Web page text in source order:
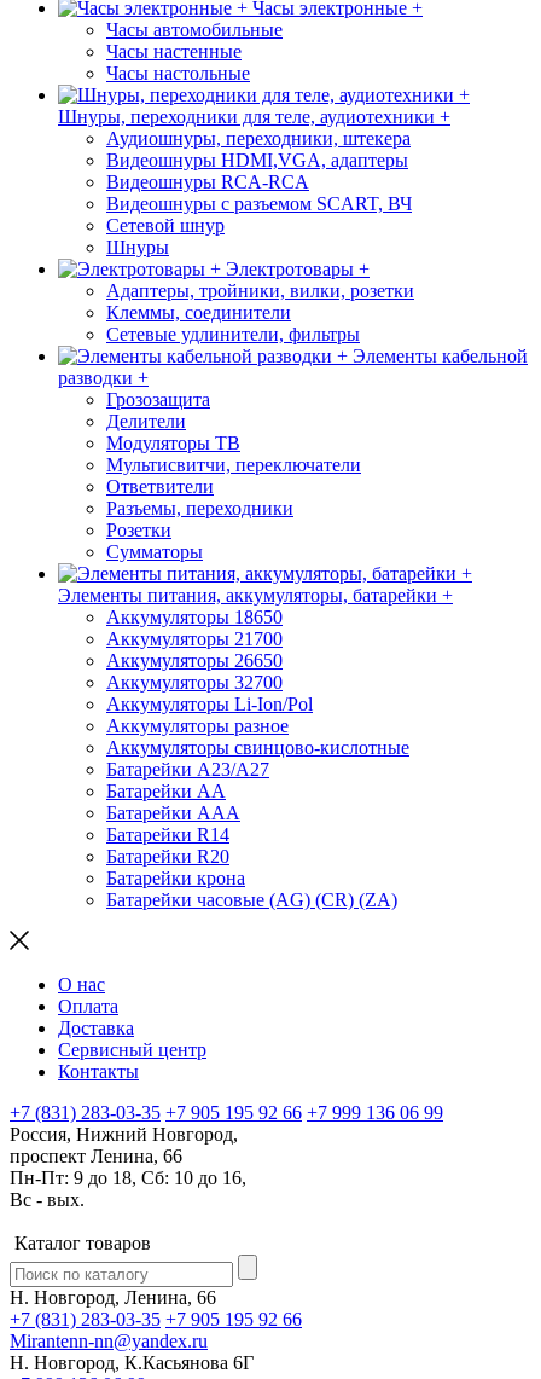
Часы электронные +
Часы автомобильные
Часы настенные
Часы настольные
Шнуры, переходники для теле, аудиотехники +
Аудиошнуры, переходники, штекера
Видеошнуры HDMI,VGA, адаптеры
Видеошнуры RCA-RCA
Видеошнуры с разъемом SCART, ВЧ
Сетевой шнур
Шнуры
Электротовары +
Адаптеры, тройники, вилки, розетки
Клеммы, соединители
Сетевые удлинители, фильтры
Элементы кабельной
разводки +
Грозозащита
Делители
Модуляторы ТВ
Мультисвитчи, переключатели
Ответвители
Разъемы, переходники
Розетки
Сумматоры
Элементы питания, аккумуляторы, батарейки +
Аккумуляторы 18650
Аккумуляторы 21700
Аккумуляторы 26650
Аккумуляторы 32700
Аккумуляторы Li-Ion/Pol
Аккумуляторы разное
Аккумуляторы свинцово-кислотные
Батарейки A23/A27
Батарейки AA
Батарейки AAA
Батарейки R14
Батарейки R20
Батарейки крона
Батарейки часовые (AG) (CR) (ZA)
О нас
Оплата
Доставка
Сервисный центр
Контакты
+7 (831) 283-03-35 +7 905 195 92 66 +7 999 136 06 99
Россия, Нижний Новгород,
проспект Ленина, 66
Пн-Пт: 9 до 18, Сб: 10 до 16,
Вс - вых.
Каталог товаров
Н. Новгород, Ленина, 66
+7 (831) 283-03-35 +7 905 195 92 66
Mirantenn-nn@yandex.ru
Н. Новгород, К.Касьянова 6Г